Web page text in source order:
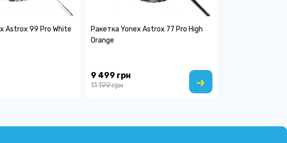
Astrox 99 Pro White
Ракетка Yonex Astrox 77 Pro High
Orange
9 499 грн
11 199 грн